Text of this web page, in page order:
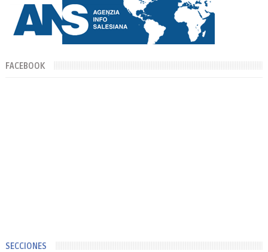
FACEBOOK
SECCIONES